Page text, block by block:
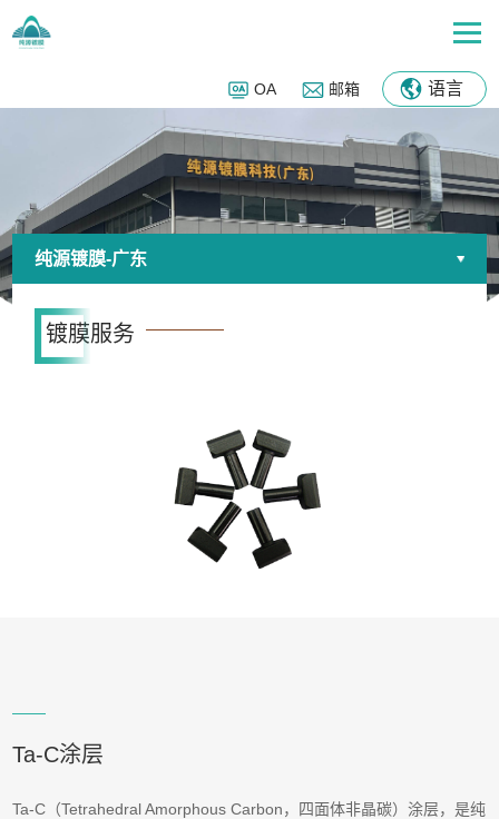
语言
OA 邮箱
纯源镀膜-广东
镀膜服务
Ta-C涂层
Ta-C（Tetrahedral Amorphous Carbon，四面体非晶碳）涂层，是纯